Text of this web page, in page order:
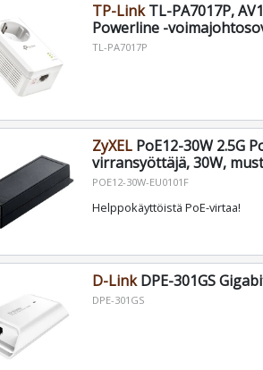
TP-LinkTL-PA7017P,
Powerline -
TL-PA7017P
ZyXELPoE12-30W 2.5G
virransyöttäjä, 30W,
POE12-30W-EU0101F
Helppokäyttöistä PoE-virtaa!
D-LinkDPE-301GS
DPE-301GS